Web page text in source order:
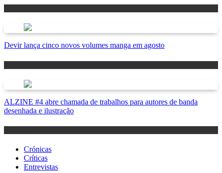
Devir lança cinco novos volumes manga em agosto
ALZINE #4 abre chamada de trabalhos para autores de banda
desenhada e ilustração
Crónicas
Críticas
Entrevistas